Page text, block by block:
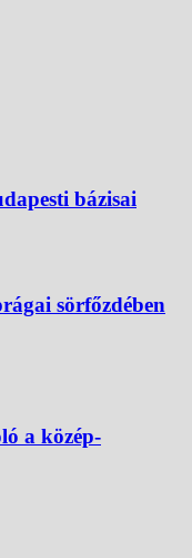
bázisai
sörfőzdében
a közép-